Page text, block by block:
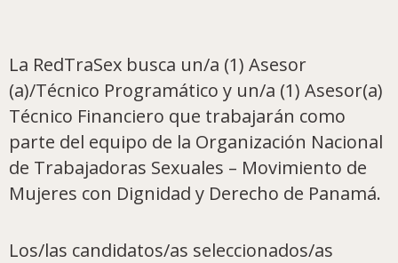
La RedTraSex busca un/a (1) Asesor
(a)/Técnico Programático y un/a (1) Asesor(a)
Técnico Financiero que trabajarán como
parte del equipo de la Organización Nacional
de Trabajadoras Sexuales – Movimiento de
Mujeres con Dignidad y Derecho de Panamá.
Los/las candidatos/as seleccionados/as